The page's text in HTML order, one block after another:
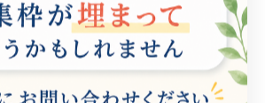
その他